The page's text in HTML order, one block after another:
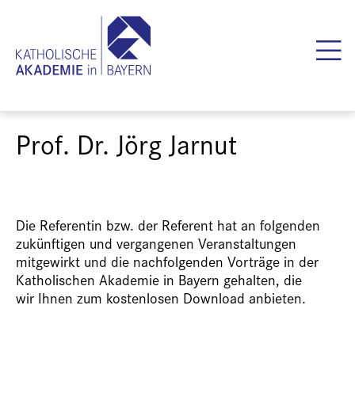
Prof. Dr. Jörg Jarnut
Die Referentin bzw. der Referent hat an folgenden
zukünftigen und vergangenen Veranstaltungen
mitgewirkt und die nachfolgenden Vorträge in der
Katholischen Akademie in Bayern gehalten, die
wir Ihnen zum kostenlosen Download anbieten.